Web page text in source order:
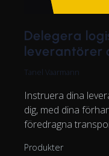
Delegera
leverantörer
Tanel Vaarmann
Instruera dina
dig, med dina
föredragna
Produkter